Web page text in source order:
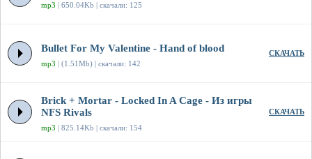
mp3 | 650.04Kb | скачали: 125
Bullet For My Valentine - Hand of blood
mp3 | (1.51Mb) | скачали: 142
СКАЧАТЬ
Brick + Mortar - Locked In A Cage - Из игры
NFS Rivals
mp3 | 825.14Kb | скачали: 154
СКАЧАТЬ